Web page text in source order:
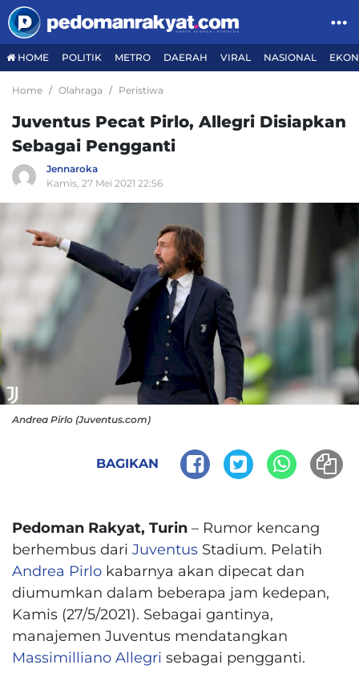
HOME POLITIK METRO DAERAH VIRAL NASIONAL
Home Olahraga Peristiwa
Juventus Pecat Pirlo, Allegri Disiapkan
Sebagai Pengganti
Jennaroka
Kamis, 27 Mei 2021 22:56
Andrea Pirlo (Juventus.com)
BAGIKAN
Pedoman Rakyat, Turin – Rumor kencang
berhembus dari Juventus Stadium. Pelatih
Andrea Pirlo kabarnya akan dipecat dan
diumumkan dalam beberapa jam kedepan,
Kamis (27/5/2021). Sebagai gantinya,
manajemen Juventus mendatangkan
Massimilliano Allegri sebagai pengganti.